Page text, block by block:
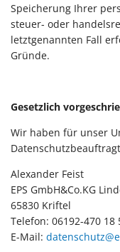
Speicherung Ihrer
steuer- oder
letztgenannten Fall
Gründe.
Gesetzlich
Wir haben für unser
Alexander Feist
EPS GmbH&Co.KG
65830 Kriftel
Telefon: 06192-470 18
E-Mail: